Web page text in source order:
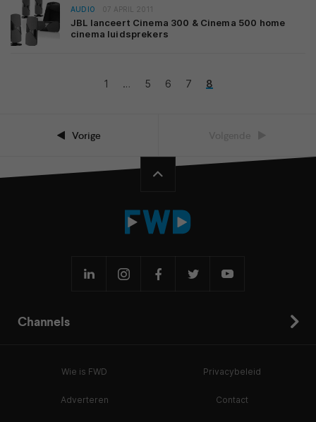
AUDIO 07 APRIL 2011
JBL lanceert Cinema 300 & Cinema 500 home
cinema luidsprekers
1 … 5 6 7 8
Vorige
Channels
Wie is FWD Privacybeleid
Adverteren Contact